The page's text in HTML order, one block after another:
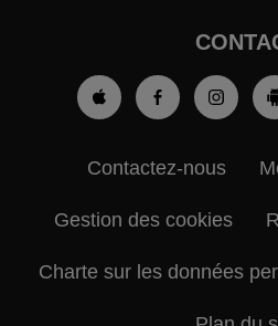
Contactez-nous
Gestion des cookies
Charte sur les données